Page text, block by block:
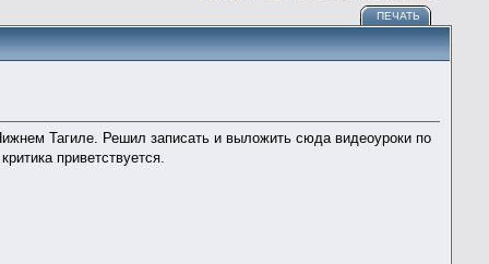
ПЕЧАТЬ
Тагиле. Решил записать и выложить сюда видеоуроки по
приветствуется.